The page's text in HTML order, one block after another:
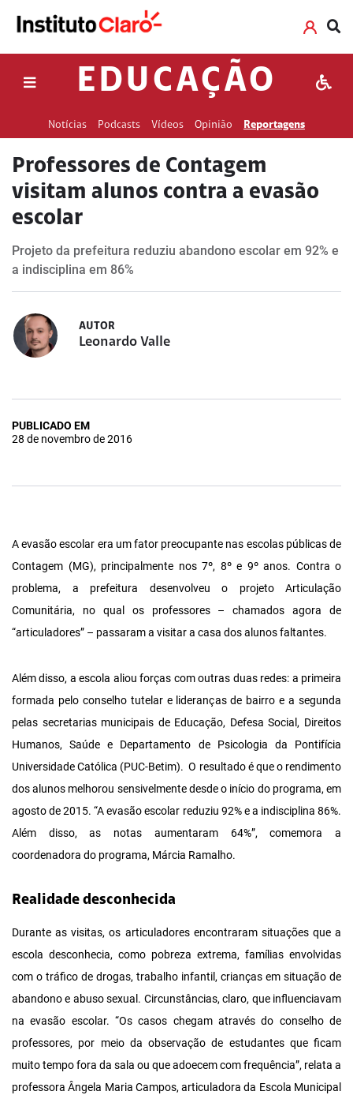
EDUCAÇÃO
Notícias Podcasts Vídeos Opinião Reportagens
Professores de Contagem
visitam alunos contra a evasão
escolar
Projeto da prefeitura reduziu abandono escolar em 92% e
a indisciplina em 86%
AUTOR
Leonardo Valle
PUBLICADO EM
28 de novembro de 2016
A evasão escolar era um fator preocupante nas escolas públicas de
Contagem (MG), principalmente nos 7º, 8º e 9º anos. Contra o
problema, a prefeitura desenvolveu o projeto Articulação
Comunitária, no qual os professores – chamados agora de
“articuladores” – passaram a visitar a casa dos alunos faltantes.
Além disso, a escola aliou forças com outras duas redes: a primeira
formada pelo conselho tutelar e lideranças de bairro e a segunda
pelas secretarias municipais de Educação, Defesa Social, Direitos
Humanos, Saúde e Departamento de Psicologia da Pontifícia
Universidade Católica (PUC-Betim). O resultado é que o rendimento
dos alunos melhorou sensivelmente desde o início do programa, em
agosto de 2015. “A evasão escolar reduziu 92% e a indisciplina 86%.
Além disso, as notas aumentaram 64%”, comemora a
coordenadora do programa, Márcia Ramalho.
Realidade desconhecida
Durante as visitas, os articuladores encontraram situações que a
escola desconhecia, como pobreza extrema, famílias envolvidas
com o tráfico de drogas, trabalho infantil, crianças em situação de
abandono e abuso sexual. Circunstâncias, claro, que influenciavam
na evasão escolar. “Os casos chegam através do conselho de
professores, por meio da observação de estudantes que ficam
muito tempo fora da sala ou que adoecem com frequência”, relata a
professora Ângela Maria Campos, articuladora da Escola Municipal